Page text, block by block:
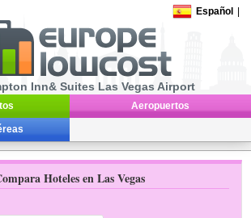
Español
Inn& Suites Las Vegas Airport
Aeropuertos
Hoteles en Las Vegas